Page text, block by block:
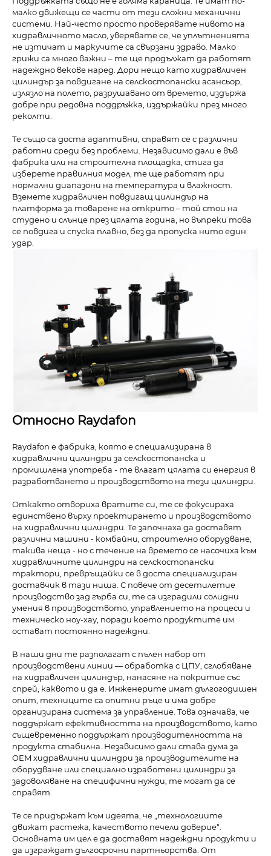
малко движещи се части от тези сложни механични
системи. Най-често просто проверявате нивото на
хидравличното масло, уверявате се, че уплътненията
не изтичат и маркучите са свързани здраво. Малко
грижи са много важни – те ще продължат да работят
надеждно векове наред. Дори нещо като хидравличен
цилиндър за повдигане на селскостопански асансьор,
излязло на полето, разрушавано от времето, издържа
добре при редовна поддръжка, издържайки през много
реколти.
Те също са доста адаптивни, справят се с различни
работни среди без проблеми. Независимо дали е във
фабрика или на строителна площадка, стига да
изберете правилния модел, те ще работят при
нормални диапазони на температура и влажност.
Вземете хидравличен повдигащ цилиндър на
платформа за товарене на открито – той стои на
студено и слънце през цялата година, но въпреки това
се повдига и спуска плавно, без да пропуска нито един
удар.
Относно Raydafon
Raydafon е фабрика, която е специализирана в
хидравлични цилиндри за селскостопанска и
промишлена употреба - те влагат цялата си енергия в
разработването и производството на тези цилиндри.
Откакто отвориха вратите си, те се фокусираха
единствено върху проектирането и производството
на хидравлични цилиндри. Те започнаха да доставят
различни машини - комбайни, строително оборудване,
такива неща - но с течение на времето се насочиха към
хидравличните цилиндри на селскостопански
трактори, превръщайки се в доста специализиран
доставчик в тази ниша. С повече от десетилетие
производство зад гърба си, те са изградили солидни
умения в производството, управлението на процеси и
техническо ноу-хау, поради което продуктите им
остават постоянно надеждни.
В наши дни те разполагат с пълен набор от
производствени линии — обработка с ЦПУ, сглобяване
на хидравличен цилиндър, нанасяне на покритие със
спрей, каквото и да е. Инженерите имат дългогодишен
опит, техниците са опитни ръце и има добре
организирана система за управление. Това означава, че
поддържат ефективността на производството, като
същевременно поддържат производителността на
продукта стабилна. Независимо дали става дума за
OEM хидравлични цилиндри за производителите на
оборудване или специално изработени цилиндри за
задоволяване на специфични нужди, те могат да се
справят.
Те се придържат към идеята, че „технологиите
движат растежа, качеството печели доверие“.
Основната им цел е да доставят надеждни продукти и
да изграждат дългосрочни партньорства. От